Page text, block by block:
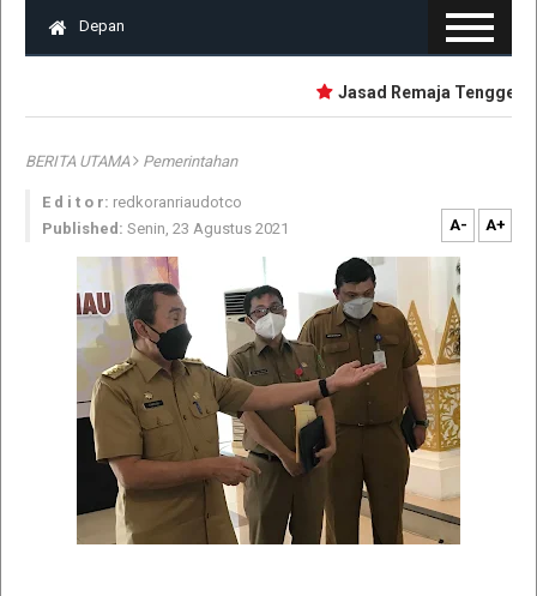
Depan
Jasad Remaja Tenggelam
BERITA UTAMA Pemerintahan
E d i t o r: redkoranriaudotco
Published: Senin, 23 Agustus 2021 A- A+